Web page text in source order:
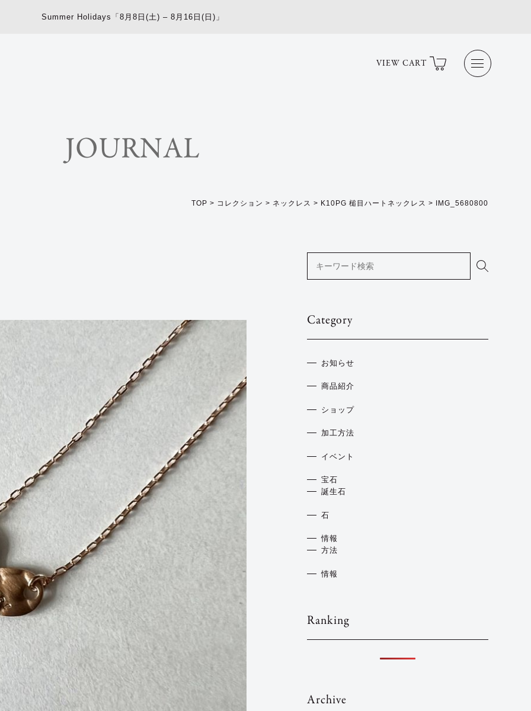
Summer Holidays「8月8日(土) – 8月16日(日)」
VIEW CART
JOURNAL
TOP > コレクション > ネックレス > K10PG 槌目ハートネックレス > IMG_5680800
Category
お知らせ
商品紹介
ショップ
加工方法
イベント
宝石
誕生石
石
情報
方法
情報
Ranking
Archive